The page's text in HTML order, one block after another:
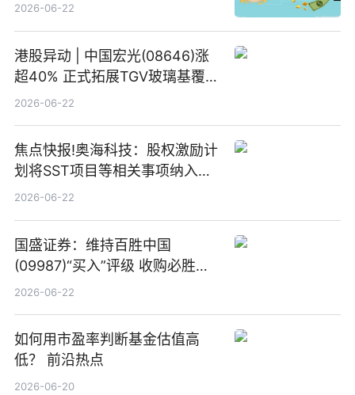
2026-06-22
港股异动 | 中国宏光(08646)涨
超40% 正式拓展TGV玻璃基覆铜
板新材料业务
2026-06-22
焦点快报!奥海科技：股权激励计
划将SST项目等相关事项纳入专
项业务发展考核指标
2026-06-22
国盛证券：维持百胜中国
(09987)“买入”评级 收购必胜客
中国增厚利润加速成长 信息
2026-06-22
如何用市盈率判断基金估值高
低？ 前沿热点
2026-06-20